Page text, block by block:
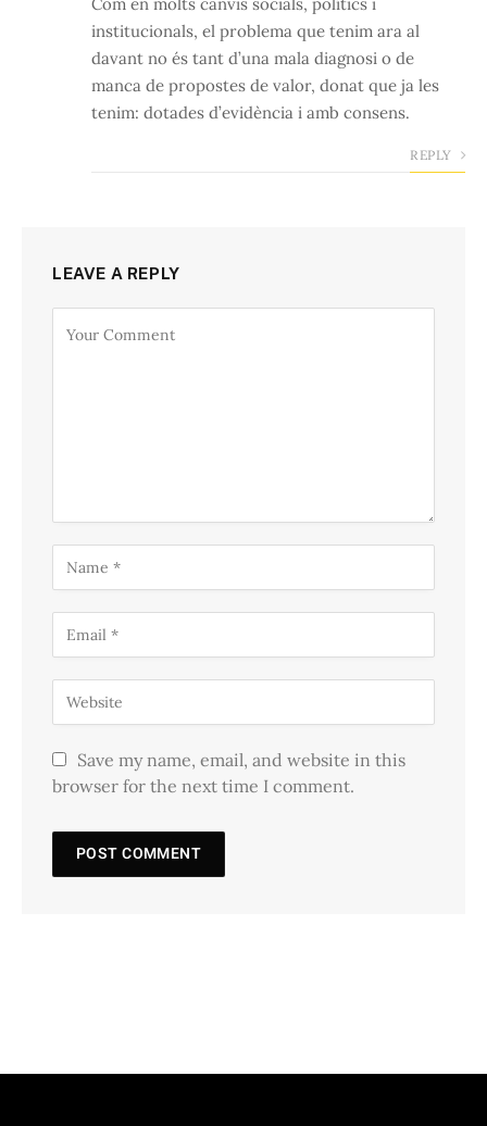
institucionals, el problema que tenim ara al
davant no és tant d’una mala diagnosi o de
manca de propostes de valor, donat que ja les
tenim: dotades d’evidència i amb consens.
REPLY
LEAVE A REPLY
Save my name, email, and website in this
browser for the next time I comment.